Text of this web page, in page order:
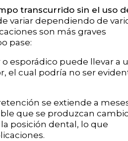
transcurrido sin el uso
variar dependiendo de
son más graves
pase:
esporádico puede llevar a
el cual podría no ser
se extiende a
que se produzcan
posición dental, lo que